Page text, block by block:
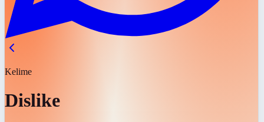
Kelime
Dislike